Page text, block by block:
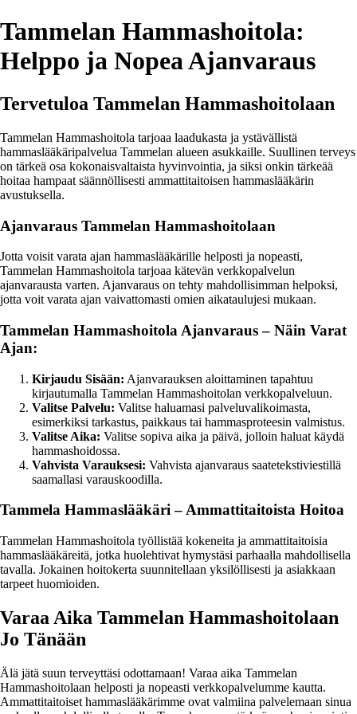
Tammelan Hammashoitola:
Helppo ja Nopea Ajanvaraus
Tervetuloa Tammelan Hammashoitolaan
Tammelan Hammashoitola tarjoaa laadukasta ja ystävällistä
hammaslääkäripalvelua Tammelan alueen asukkaille. Suullinen terveys
on tärkeä osa kokonaisvaltaista hyvinvointia, ja siksi onkin tärkeää
hoitaa hampaat säännöllisesti ammattitaitoisen hammaslääkärin
avustuksella.
Ajanvaraus Tammelan Hammashoitolaan
Jotta voisit varata ajan hammaslääkärille helposti ja nopeasti,
Tammelan Hammashoitola tarjoaa kätevän verkkopalvelun
ajanvarausta varten. Ajanvaraus on tehty mahdollisimman helpoksi,
jotta voit varata ajan vaivattomasti omien aikataulujesi mukaan.
Tammelan Hammashoitola Ajanvaraus – Näin Varat
Ajan:
Kirjaudu Sisään: Ajanvarauksen aloittaminen tapahtuu
kirjautumalla Tammelan Hammashoitolan verkkopalveluun.
Valitse Palvelu: Valitse haluamasi palveluvalikoimasta,
esimerkiksi tarkastus, paikkaus tai hammasproteesin valmistus.
Valitse Aika: Valitse sopiva aika ja päivä, jolloin haluat käydä
hammashoidossa.
Vahvista Varauksesi: Vahvista ajanvaraus saatetekstiviestillä
saamallasi varauskoodilla.
Tammela Hammaslääkäri – Ammattitaitoista Hoitoa
Tammelan Hammashoitola työllistää kokeneita ja ammattitaitoisia
hammaslääkäreitä, jotka huolehtivat hymystäsi parhaalla mahdollisella
tavalla. Jokainen hoitokerta suunnitellaan yksilöllisesti ja asiakkaan
tarpeet huomioiden.
Varaa Aika Tammelan Hammashoitolaan
Jo Tänään
Älä jätä suun terveyttäsi odottamaan! Varaa aika Tammelan
Hammashoitolaan helposti ja nopeasti verkkopalvelumme kautta.
Ammattitaitoiset hammaslääkärimme ovat valmiina palvelemaan sinua